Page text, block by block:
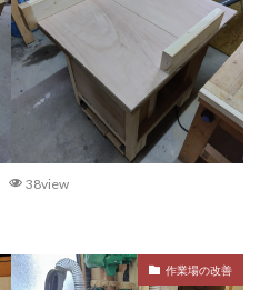
38view
作業場の改善